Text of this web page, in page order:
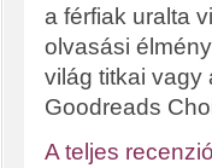
a férfiak uralta
olvasási
világ titkai vagy
Goodreads
A teljes